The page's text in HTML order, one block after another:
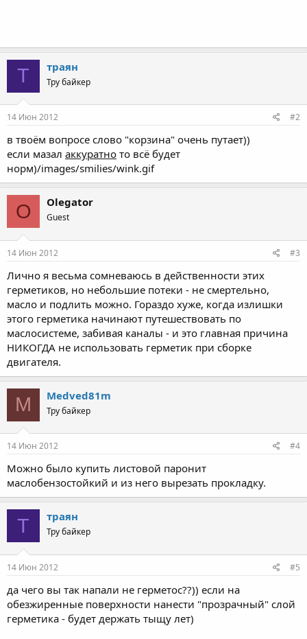
Т траян
Тру байкер
14 Июн 2012 #2
в твоём вопросе слово "корзина" очень путает))
если мазал аккуратно то всё будет
норм)/images/smilies/wink.gif
O Olegator
Guest
14 Июн 2012 #3
Лично я весьма сомневаюсь в действенности этих
герметиков, но небольшие потеки - не смертельно,
масло и подлить можно. Гораздо хуже, когда излишки
этого герметика начинают путешествовать по
маслосистеме, забивая каналы - и это главная причина
НИКОГДА не использовать герметик при сборке
двигателя.
M Medved81m
Тру байкер
14 Июн 2012 #4
Можно было купить листовой паронит
маслобензостойкий и из него вырезать прокладку.
Т траян
Тру байкер
14 Июн 2012 #5
да чего вы так напали не герметос??)) если на
обезжиренные поверхности нанести "прозрачный" слой
герметика - будет держать тыщу лет)